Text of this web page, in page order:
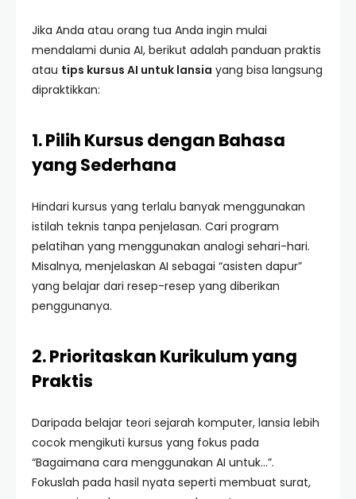
Jika Anda atau orang tua Anda ingin mulai
mendalami dunia AI, berikut adalah panduan praktis
atau tips kursus AI untuk lansia yang bisa langsung
dipraktikkan:
1. Pilih Kursus dengan Bahasa
yang Sederhana
Hindari kursus yang terlalu banyak menggunakan
istilah teknis tanpa penjelasan. Cari program
pelatihan yang menggunakan analogi sehari-hari.
Misalnya, menjelaskan AI sebagai “asisten dapur”
yang belajar dari resep-resep yang diberikan
penggunanya.
2. Prioritaskan Kurikulum yang
Praktis
Daripada belajar teori sejarah komputer, lansia lebih
cocok mengikuti kursus yang fokus pada
“Bagaimana cara menggunakan AI untuk…”.
Fokuslah pada hasil nyata seperti membuat surat,